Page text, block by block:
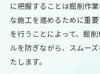
に把握することは掘削作
な施工を進めるために重
を行うことによって、掘
ルを防ぎながら、スムー
たします。